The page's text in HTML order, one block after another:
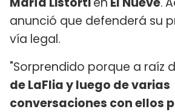
anunció que defenderá su
vía legal.
"Sorprendido porque a raíz
de LaFlia y luego de varias
conversaciones con ellos